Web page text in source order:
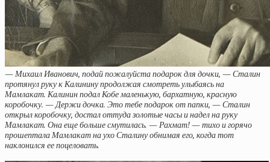
— Михаил Иванович, подай пожалуйста подарок для дочки, — Сталин
протянул руку к Калинину продолжая смотреть улыбаясь на
Мамлакат. Калинин подал Кобе маленькую, бархатную, красную
коробочку. — Держи дочка. Это тебе подарок от папки, — Сталин
открыл коробочку, достал оттуда золотые часы и надел на руку
Мамлакат. Она еще больше смутилась. — Рахмат! — тихо и горячо
прошептала Мамлакат на ухо Сталину обнимая его, когда тот
наклонился ее поцеловать.